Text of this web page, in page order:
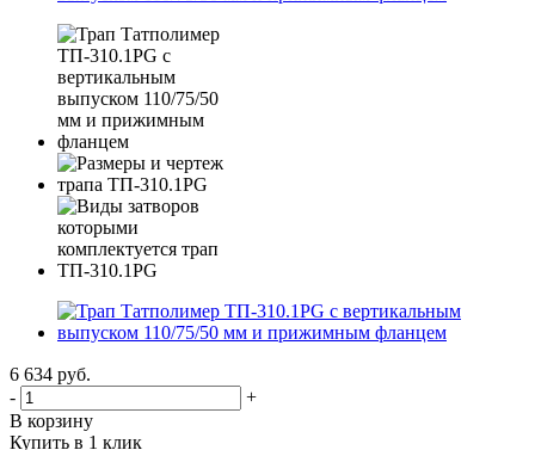
6 634 руб.
-
+
В корзину
Купить в 1 клик